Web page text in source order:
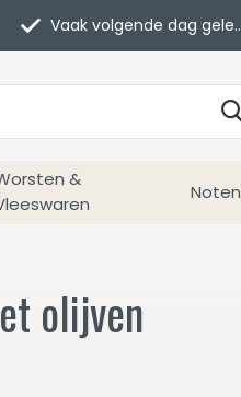
&
Noten
Vaak volgende dag geleverd
olijven